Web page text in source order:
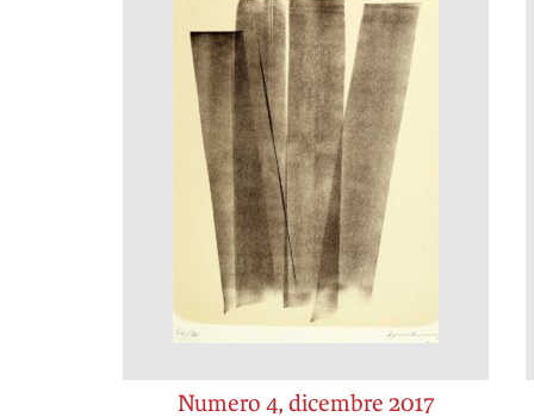
Numero 4, dicembre 2017